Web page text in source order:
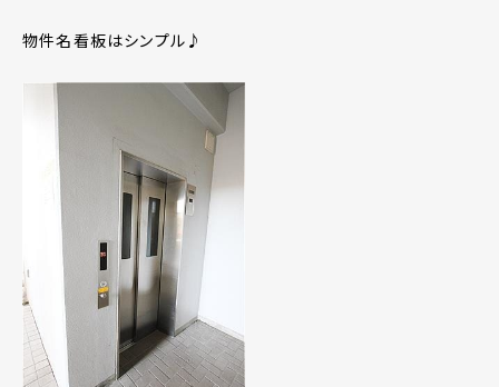
物件名看板はシンプル♪